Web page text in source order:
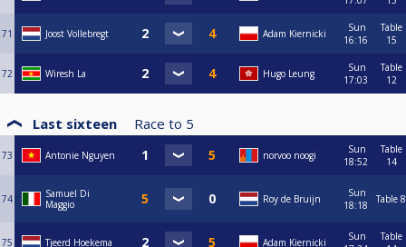
71 Joost Vollebregt Adam Kiernicki
Sun
16:16
Table
15
72 Wiresh La Hugo Leung
Sun
17:03
Table
12
Last sixteen Race to 5
73 Antonie Nguyen norvoo noogi
Sun
18:52
Table
14
74
Samuel Di
Maggio
Roy de Bruijn
Sun
18:18
Table 8
75 Tjeerd Hoekema Adam Kiernicki
Sun
Table